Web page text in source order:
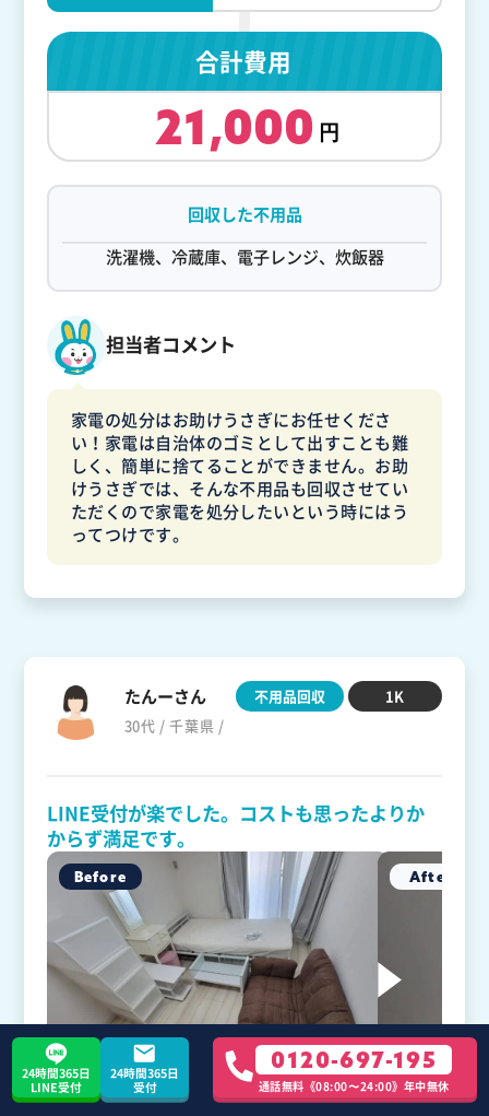
合計費用
21,000
回収した不用品
洗濯機、冷蔵庫、電子レンジ、炊飯器
担当者コメント
家電の処分はお助けうさぎにお任せくださ
い！家電は自治体のゴミとして出すことも難
しく、簡単に捨てることができません。お助
けうさぎでは、そんな不用品も回収させてい
ただくので家電を処分したいという時にはう
ってつけです。
たんーさん
30代 / 千葉県 /
不用品回収 1K
LINE受付が楽でした。コストも思ったよりか
からず満足です。
24時間365日
LINE受付
24時間365日
受付
0120-697-195
通話無料《08:00〜24:00》年中無休